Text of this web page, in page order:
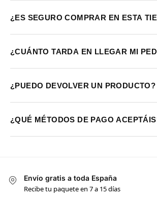
¿ES SEGURO COMPRAR EN ESTA
¿CUÁNTO TARDA EN LLEGAR MI
¿PUEDO DEVOLVER UN PRODUCTO?
¿QUÉ MÉTODOS DE PAGO
Envío gratis a toda España
Recibe tu paquete en 7 a 15 días